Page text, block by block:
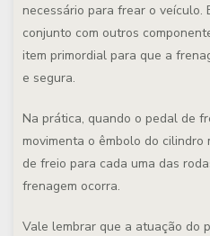
necessário para frear o veículo.
conjunto com outros
item primordial para que a
e segura.
Na prática, quando o pedal de
movimenta o êmbolo do
de freio para cada uma das
frenagem ocorra.
Vale lembrar que a atuação do